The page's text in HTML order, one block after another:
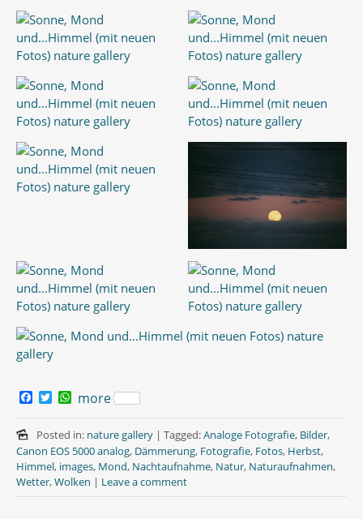
c
e
b
o
o
k
T
i
t
t
e
r
W
a
t
s
A
p
p
more
Posted in: nature gallery | Tagged:Analoge Fotografie, Bilder,
Canon EOS 5000 analog, Dämmerung, Fotografie, Fotos, Herbst,
Himmel, images, Mond, Nachtaufnahme, Natur, Naturaufnahmen,
Wetter,Wolken | Leave a comment